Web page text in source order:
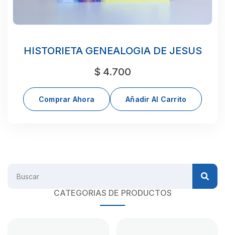
HISTORIETA GENEALOGIA DE JESUS
$ 4.700
Comprar Ahora Añadir Al Carrito
CATEGORIAS DE PRODUCTOS